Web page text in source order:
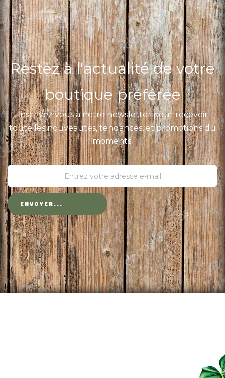
Restez à l'actualité de votre
boutique préférée
Inscrivez vous à notre newsletter pour recevoir
toute les nouveautés, tendances, et promotions du
moments.